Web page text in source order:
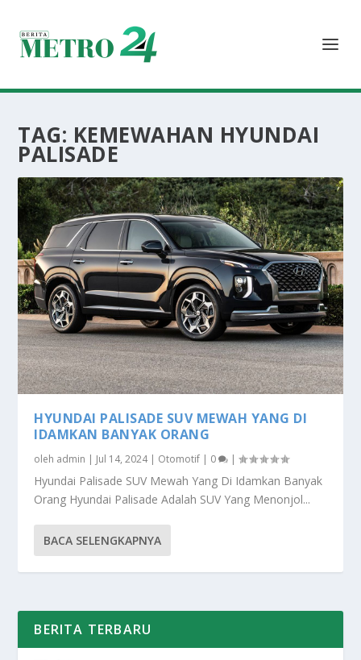
TAG: KEMEWAHAN HYUNDAI
PALISADE
HYUNDAI PALISADE SUV MEWAH YANG DI
IDAMKAN BANYAK ORANG
oleh admin | Jul 14, 2024| Otomotif | 0 |
Hyundai Palisade SUV Mewah Yang Di Idamkan Banyak
Orang Hyundai Palisade Adalah SUV Yang Menonjol...
BACA SELENGKAPNYA
BERITA TERBARU